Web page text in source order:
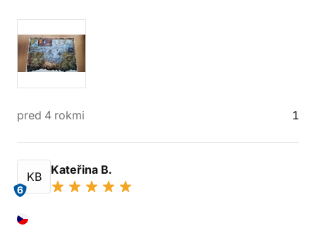
pred 4 rokmi 1
KB
6
Kateřina B.